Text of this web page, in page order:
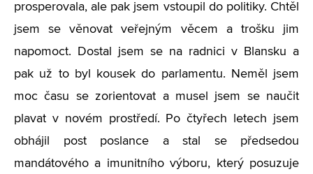
prosperovala, ale pak jsem vstoupil do politiky. Chtěl
jsem se věnovat veřejným věcem a trošku jim
napomoct. Dostal jsem se na radnici v Blansku a
pak už to byl kousek do parlamentu. Neměl jsem
moc času se zorientovat a musel jsem se naučit
plavat v novém prostředí. Po čtyřech letech jsem
obhájil post poslance a stal se předsedou
mandátového a imunitního výboru, který posuzuje